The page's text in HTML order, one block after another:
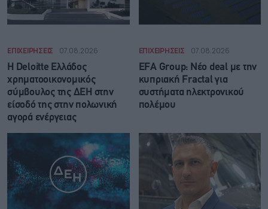
ΕΠΙΧΕΙΡΗΣΕΙΣ 07.08.2026
Η Deloitte Ελλάδος
χρηματοοικονομικός
σύμβουλος της ΔΕΗ στην
είσοδό της στην πολωνική
αγορά ενέργειας
ΕΠΙΧΕΙΡΗΣΕΙΣ 07.08.2026
EFA Group: Νέο deal με την
κυπριακή Fractal για
συστήματα ηλεκτρονικού
πολέμου